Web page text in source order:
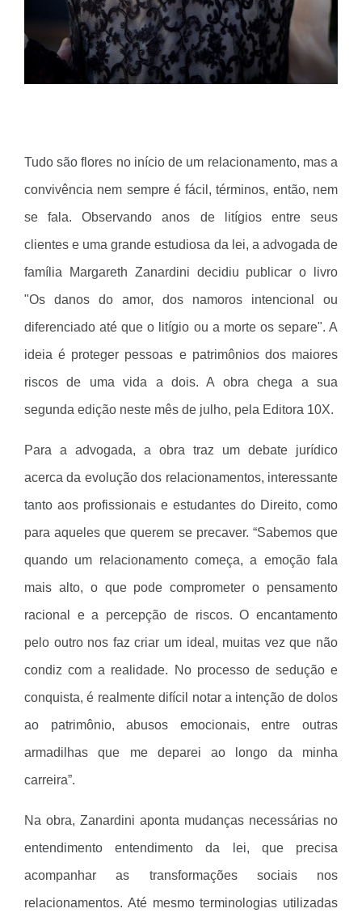
Tudo são flores no início de um relacionamento, mas a
convivência nem sempre é fácil, términos, então, nem
se fala. Observando anos de litígios entre seus
clientes e uma grande estudiosa da lei, a advogada de
família Margareth Zanardini decidiu publicar o livro
"Os danos do amor, dos namoros intencional ou
diferenciado até que o litígio ou a morte os separe". A
ideia é proteger pessoas e patrimônios dos maiores
riscos de uma vida a dois. A obra chega a sua
segunda edição neste mês de julho, pela Editora 10X.
Para a advogada, a obra traz um debate jurídico
acerca da evolução dos relacionamentos, interessante
tanto aos profissionais e estudantes do Direito, como
para aqueles que querem se precaver. “Sabemos que
quando um relacionamento começa, a emoção fala
mais alto, o que pode comprometer o pensamento
racional e a percepção de riscos. O encantamento
pelo outro nos faz criar um ideal, muitas vez que não
condiz com a realidade. No processo de sedução e
conquista, é realmente difícil notar a intenção de dolos
ao patrimônio, abusos emocionais, entre outras
armadilhas que me deparei ao longo da minha
carreira”.
Na obra, Zanardini aponta mudanças necessárias no
entendimento entendimento da lei, que precisa
acompanhar as transformações sociais nos
relacionamentos. Até mesmo terminologias utilizadas